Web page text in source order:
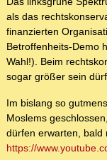
als das
finanzierten
Betroffenheits-Demo
Wahl!). Beim
sogar größer sein
Im bislang so
Moslems
dürfen erwarten, bald
https://